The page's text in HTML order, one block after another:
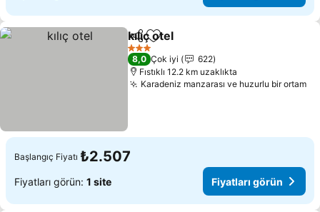
PaylaşFavorilerime ekle
kılıç otel
3 Yıldız
8,0 Çok iyi
622
Fıstıklı 12.2 km uzaklıkta
Karadeniz manzarası ve huzurlu bir ortam
Başlangıç Fiyatı ₺2.507
Fiyatları görün: 1 site Fiyatları görün